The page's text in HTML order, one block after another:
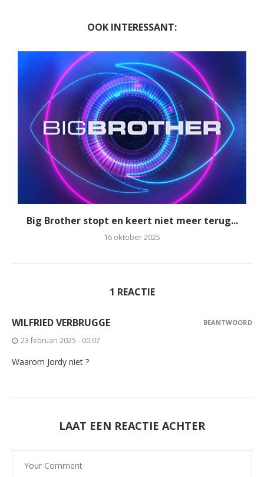
OOK INTERESSANT:
Big Brother stopt en keert niet meer terug...
16 oktober 2025
1 REACTIE
WILFRIED VERBRUGGE
23 februari 2025 - 00:07
Waarom Jordy niet ?
BEANTWOORD
LAAT EEN REACTIE ACHTER